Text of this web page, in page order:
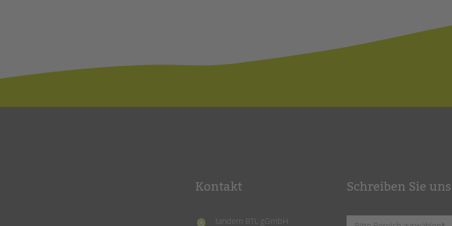
Kontakt
tandem BTL gGmbH
Schreiben Sie